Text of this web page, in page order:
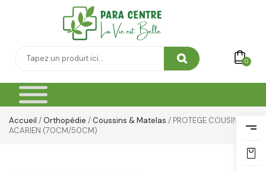
0
Accueil / Orthopédie /Coussins & Matelas / PROTEGE COUSIN ANTI
ACARIEN (70CM/50CM)
Soin Capillaire
Soin Cicatrisante
SOIN DE CORPS
Soin Du Corps
Thé & Tisanes